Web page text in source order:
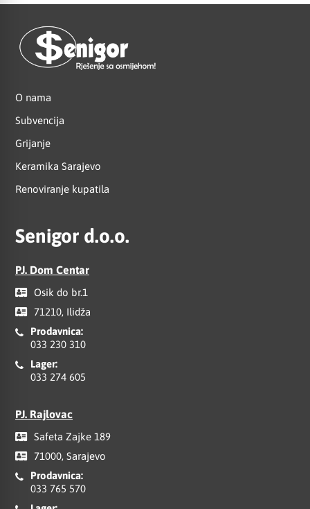
O nama
Subvencija
Grijanje
Keramika Sarajevo
Renoviranje kupatila
Senigor d.o.o.
PJ. Dom Centar
Osik do br.1
71210, Ilidža
Prodavnica:
033 230 310
Lager:
033 274 605
PJ. Rajlovac
Safeta Zajke 189
71000, Sarajevo
Prodavnica:
033 765 570